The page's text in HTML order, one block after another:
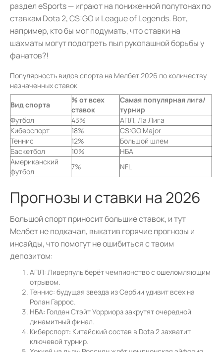
раздел eSports — играют на пониженной полутонах по
ставкам Dota 2, CS:GO и League of Legends. Вот,
например, кто бы мог подумать, что ставки на
шахматы могут подогреть пыл рукопашной борьбы у
фанатов?!
Популярность видов спорта на Мелбет 2026 по количеству
назначенных ставок
Вид спорта
% от всех
ставок
Самая популярная лига/
турнир
Футбол
43%
АПЛ, Ла Лига
Киберспорт
18%
CS:GO Major
Теннис
12%
Большой шлем
Баскетбол
10%
НБА
Американский
футбол
7% NFL
Прогнозы и ставки на 2026
Большой спорт приносит большие ставок, и тут
Мелбет не подкачал, выкатив горячие прогнозы и
инсайды, что помогут не ошибиться с твоим
депозитом:
АПЛ: Ливерпуль берёт чемпионство с ошеломляющим
отрывом.
Теннис: будущая звезда из Сербии удивит всех на
Ролан Гаррос.
НБА: Голден Стэйт Уорриорз закрутят очередной
динамитный финал.
Киберспорт: Китайский состав в Dota 2 захватит
ключевой турнир.